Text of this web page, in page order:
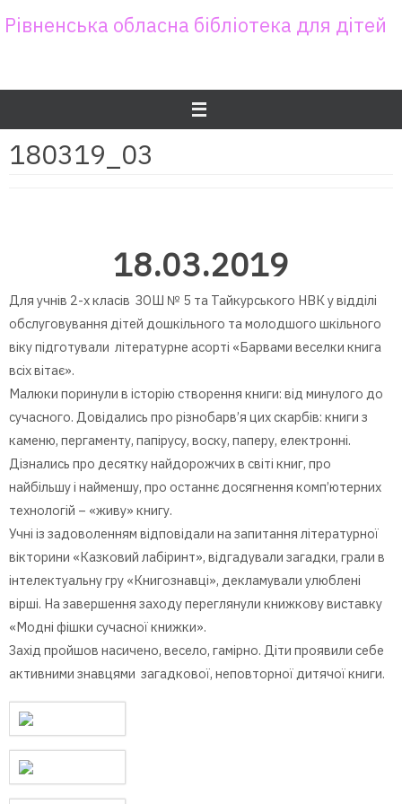
toРівненська обласна бібліотека для дітей
180319_03
18.03.2019
Для учнів 2-х класів ЗОШ № 5 та Тайкурського НВК у відділі
обслуговування дітей дошкільного та молодшого шкільного
віку підготували літературне асорті «Барвами веселки книга
всіх вітає».
Малюки поринули в історію створення книги: від минулого до
сучасного. Довідались про різнобарв’я цих скарбів: книги з
каменю, пергаменту, папірусу, воску, паперу, електронні.
Дізнались про десятку найдорожчих в світі книг, про
найбільшу і найменшу, про останнє досягнення комп’ютерних
технологій – «живу» книгу.
Учні із задоволенням відповідали на запитання літературної
вікторини «Казковий лабіринт», відгадували загадки, грали в
інтелектуальну гру «Книгознавці», декламували улюблені
вірші. На завершення заходу переглянули книжкову виставку
«Модні фішки сучасної книжки».
Захід пройшов насичено, весело, гамірно. Діти проявили себе
активними знавцями загадкової, неповторної дитячої книги.